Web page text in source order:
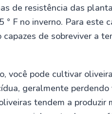
de resistência das
F no inverno. Para este
capazes de sobreviver a
você pode cultivar
geralmente
tendem a